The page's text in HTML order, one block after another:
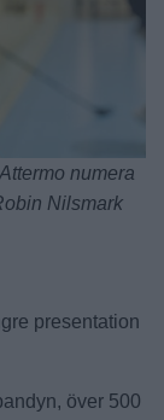
numera
Nilsmark
presentation
över 500